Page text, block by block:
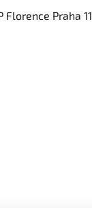
Florence Praha 11